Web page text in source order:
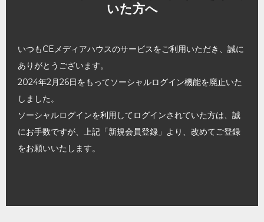
いた方へ
いつもCEメディアハウスのサービスをご利用いただき、誠に
ありがとうございます。
2024年2月26日をもってソーシャルログイン機能を廃止いた
しました。
ソーシャルログインを利用してログインされていた方は、誠
にお手数ですが、上記「新規会員登録」より、改めてご登録
をお願いいたします。